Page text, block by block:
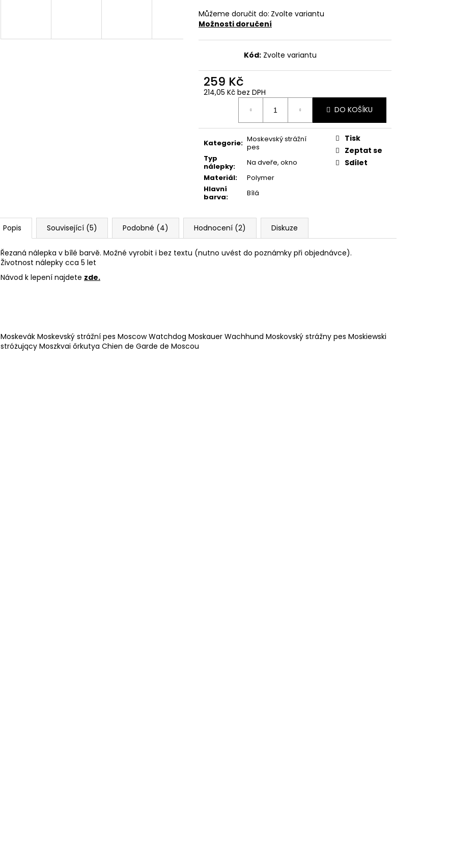
Můžeme doručit do: Zvolte variantu
Možnosti doručení
Kód: Zvolte variantu
259 Kč
214,05 Kč bez DPH
DO KOŠÍKU
Kategorie: Moskevský strážní
pes
Typ
nálepky:
Na dveře, okno
Materiál:
Polymer
Hlavní
barva: Bílá
Tisk
Zeptat se
Sdílet
Popis Související (5) Podobné (4) Hodnocení (2) Diskuze
Řezaná nálepka v bílé barvě. Možné vyrobit i bez textu (nutno uvést do poznámky při objednávce).
Životnost nálepky cca 5 let
Návod k lepení najdete zde.
Moskevák Moskevský strážní pes Moscow Watchdog Moskauer Wachhund Moskovský strážny pes Moskiewski
stróżujący Moszkvai őrkutya Chien de Garde de Moscou